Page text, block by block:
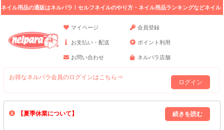
ネイル用品の通販はネルパラ！セルフネイルのやり方・ネイル用品ランキングなどネイル
マイページ
会員登録
お支払い・配送 ポイント利用
お問い合わせ ネルパラ店舗
お得なネルパラ会員のログインはこちら⇒
ログイン
【夏季休業について】